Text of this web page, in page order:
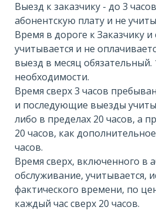
Выезд к заказчику - до 3
абонентскую плату и не
Время в дороге к Заказчику
учитывается и не
выезд в месяц
необходимости.
Время сверх 3 часов
и последующие выезды
либо в пределах 20 часов, а
20 часов, как
часов.
Время сверх, включенного в
обслуживание, учитывается,
фактического времени, по
каждый час сверх 20 часов.